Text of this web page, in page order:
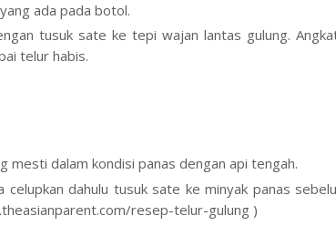
ada pada botol.
tusuk sate ke tepi wajan lantas gulung.
telur habis.
mesti dalam kondisi panas dengan api tengah.
celupkan dahulu tusuk sate ke minyak panas
resep-telur-gulung )